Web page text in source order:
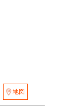
地図